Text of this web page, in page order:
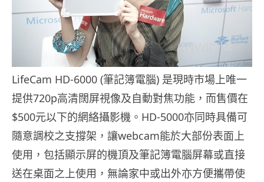
LifeCam HD-6000 (筆記簿電腦) 是現時市場上唯一
提供720p高清闊屏視像及自動對焦功能，而售價在
$500元以下的網絡攝影機。HD-5000亦同時具備可
隨意調校之支撐架，讓webcam能於大部份表面上
使用，包括顯示屏的機頂及筆記簿電腦屏幕或直接
送在桌面之上使用，無論家中或出外亦方便攜帶使